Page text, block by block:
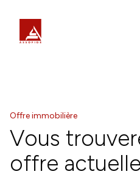
Offre immobilière
Vous
offre actuelle